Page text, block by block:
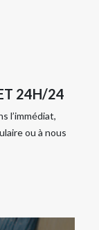
24H/24
l’immédiat,
ou à nous